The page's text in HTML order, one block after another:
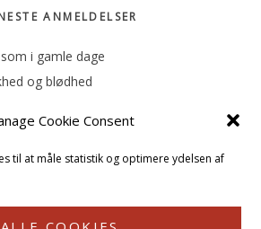
Cookie Consent
til at måle statistik og optimere ydelsen af
ANMELDELSER
i gamle dage
og blødhed
bagatel
i munden